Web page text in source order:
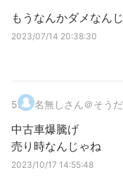
もうなんかダメなん
2023/07/14 20:38:30
5. 名無しさん＠そう
中古車爆騰げ
売り時なんじゃね
2023/10/17 14:55:48